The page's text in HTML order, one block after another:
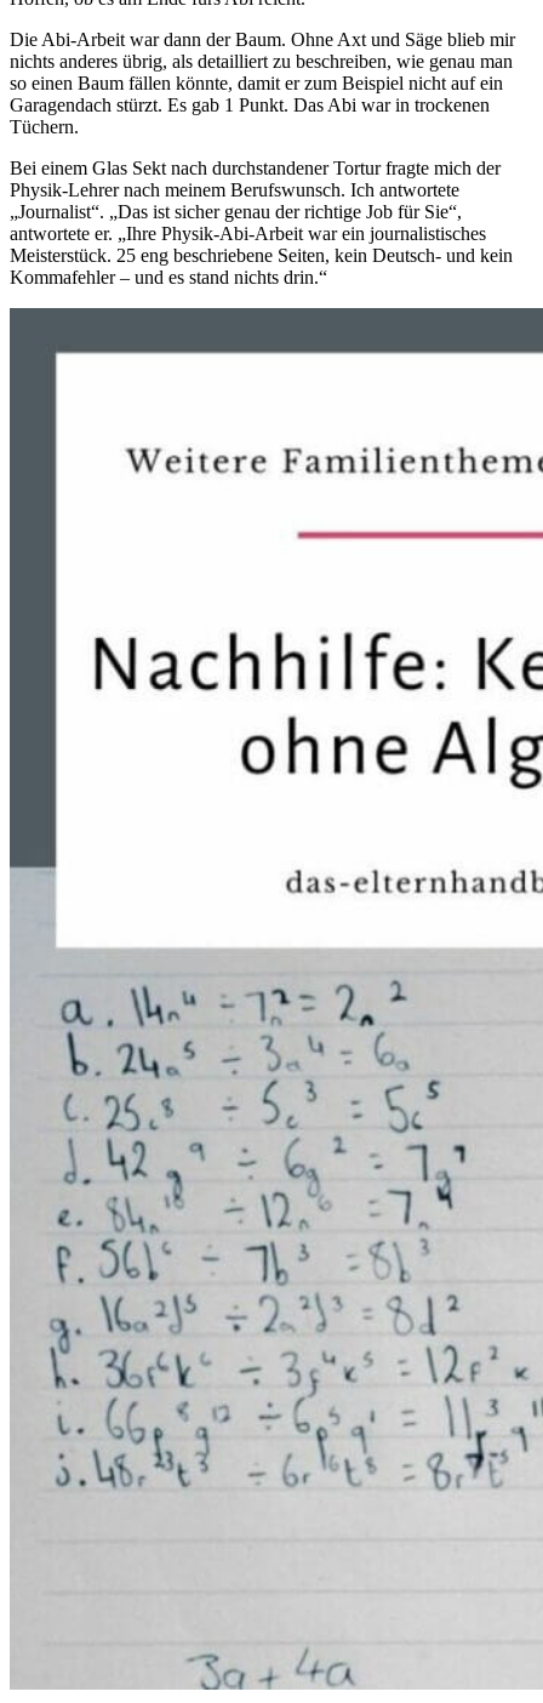
Die Abi-Arbeit war dann der Baum. Ohne Axt und Säge blieb mir
nichts anderes übrig, als detailliert zu beschreiben, wie genau man
so einen Baum fällen könnte, damit er zum Beispiel nicht auf ein
Garagendach stürzt. Es gab 1 Punkt. Das Abi war in trockenen
Tüchern.
Bei einem Glas Sekt nach durchstandener Tortur fragte mich der
Physik-Lehrer nach meinem Berufswunsch. Ich antwortete
„Journalist“. „Das ist sicher genau der richtige Job für Sie“,
antwortete er. „Ihre Physik-Abi-Arbeit war ein journalistisches
Meisterstück. 25 eng beschriebene Seiten, kein Deutsch- und kein
Kommafehler – und es stand nichts drin.“